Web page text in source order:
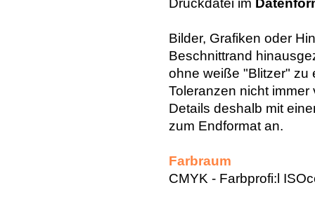
Druckdatei im
Bilder, Grafiken oder
Beschnittrand
ohne weiße "Blitzer" zu
Toleranzen nicht
Details deshalb mit
zum Endformat an.
Farbraum
CMYK - Farbprofi:l